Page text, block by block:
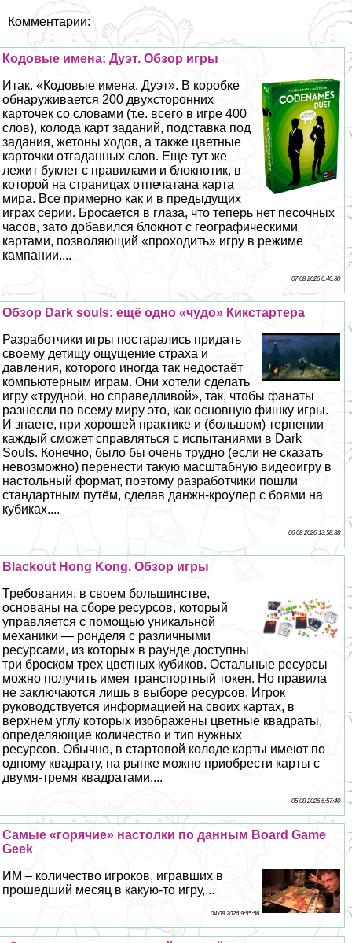
Комментарии:
Кодовые имена: Дуэт. Обзор игры
Итак. «Кодовые имена. Дуэт». В коробке
обнаруживается 200 двухсторонних
карточек со словами (т.е. всего в игре 400
слов), колода карт заданий, подставка под
задания, жетоны ходов, а также цветные
карточки отгаданных слов. Еще тут же
лежит буклет с правилами и блокнотик, в
которой на страницах отпечатана карта
мира. Все примерно как и в предыдущих
играх серии. Бросается в глаза, что теперь нет песочных
часов, зато добавился блокнот с географическими
картами, позволяющий «проходить» игру в режиме
кампании....
07 08 2026 6:46:30
Обзор Dark souls: ещё одно «чудо» Кикстартера
Разработчики игры постарались придать
своему детищу ощущение стpaxa и
давления, которого иногда так недостаёт
компьютерным играм. Они хотели сделать
игру «трудной, но справедливой», так, чтобы фанаты
разнесли по всему миру это, как основную фишку игры.
И знаете, при хорошей пpaктике и (большом) терпении
каждый сможет справляться с испытаниями в Dark
Souls. Конечно, было бы очень трудно (если не сказать
невозможно) перенести такую масштабную видеоигру в
настольный формат, поэтому разработчики пошли
стандартным путём, сделав данжн-кроулер с боями на
кубиках....
06 08 2026 13:58:38
Blackout Hong Kong. Обзор игры
Требования, в своем большинстве,
основаны на сборе ресурсов, который
управляется с помощью уникальной
механики — ронделя с различными
ресурсами, из которых в раунде доступны
три броском трех цветных кубиков. Остальные ресурсы
можно получить имея трaнcпортный токен. Но правила
не заключаются лишь в выборе ресурсов. Игрок
руководствуется информацией на своих картах, в
верхнем углу которых изображены цветные квадраты,
определяющие количество и тип нужных
ресурсов. Обычно, в стартовой колоде карты имеют по
одному квадрату, на рынке можно приобрести карты с
двумя-тремя квадратами....
05 08 2026 6:57:40
Самые «горячие» настолки по данным Board Game
Geek
ИМ – количество игроков, игравших в
прошедший месяц в какую-то игру,...
04 08 2026 9:55:56